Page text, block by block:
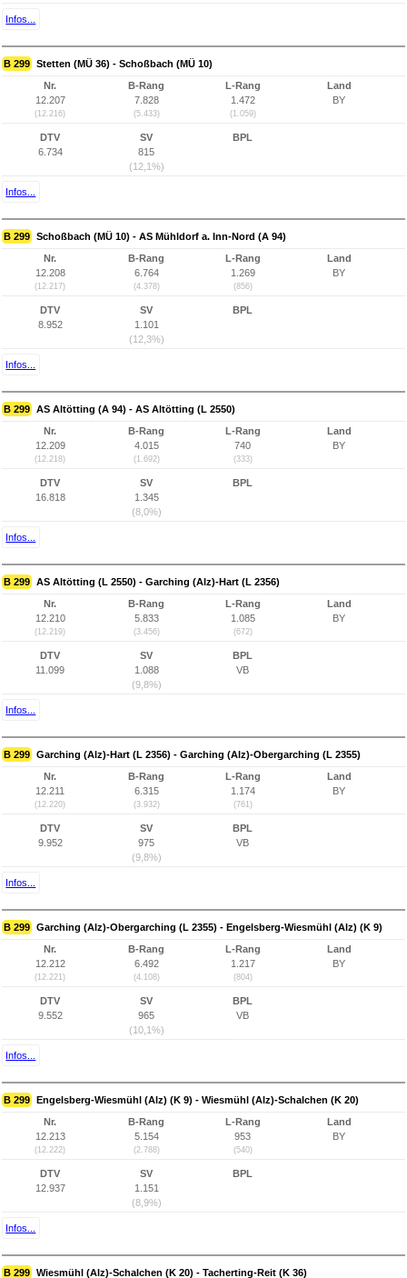
Infos...
B 299 Stetten (MÜ 36) - Schoßbach (MÜ 10)
Nr.
12.207
(12.216)
B-Rang
7.828
(5.433)
L-Rang
1.472
(1.059)
Land
BY
DTV
6.734
SV
815
(12,1%)
BPL
Infos...
B 299 Schoßbach (MÜ 10) - AS Mühldorf a. Inn-Nord (A 94)
Nr.
12.208
(12.217)
B-Rang
6.764
(4.378)
L-Rang
1.269
(856)
Land
BY
DTV
8.952
SV
1.101
(12,3%)
BPL
Infos...
B 299 AS Altötting (A 94) - AS Altötting (L 2550)
Nr.
12.209
(12.218)
B-Rang
4.015
(1.692)
L-Rang
740
(333)
Land
BY
DTV
16.818
SV
1.345
(8,0%)
BPL
Infos...
B 299 AS Altötting (L 2550) - Garching (Alz)-Hart (L 2356)
Nr.
12.210
(12.219)
B-Rang
5.833
(3.456)
L-Rang
1.085
(672)
Land
BY
DTV
11.099
SV
1.088
(9,8%)
BPL
VB
Infos...
B 299 Garching (Alz)-Hart (L 2356) - Garching (Alz)-Obergarching (L 2355)
Nr.
12.211
(12.220)
B-Rang
6.315
(3.932)
L-Rang
1.174
(761)
Land
BY
DTV
9.952
SV
975
(9,8%)
BPL
VB
Infos...
B 299 Garching (Alz)-Obergarching (L 2355) - Engelsberg-Wiesmühl (Alz) (K 9)
Nr.
12.212
(12.221)
B-Rang
6.492
(4.108)
L-Rang
1.217
(804)
Land
BY
DTV
9.552
SV
965
(10,1%)
BPL
VB
Infos...
B 299 Engelsberg-Wiesmühl (Alz) (K 9) - Wiesmühl (Alz)-Schalchen (K 20)
Nr.
12.213
(12.222)
B-Rang
5.154
(2.788)
L-Rang
953
(540)
Land
BY
DTV
12.937
SV
1.151
(8,9%)
BPL
Infos...
B 299 Wiesmühl (Alz)-Schalchen (K 20) - Tacherting-Reit (K 36)